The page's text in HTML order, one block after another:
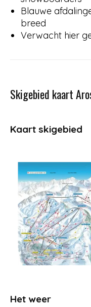
Blauwe
breed
Verwacht hier
Skigebied kaart
Kaart skigebied
Het weer